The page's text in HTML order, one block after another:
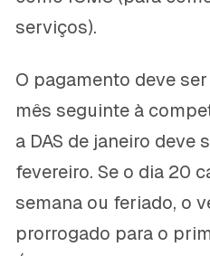
serviços).
O pagamento deve
mês seguinte à
a DAS de janeiro deve
fevereiro. Se o dia 20
semana ou feriado, o
prorrogado para o